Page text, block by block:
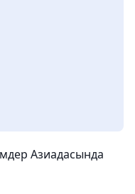
Азиадасында